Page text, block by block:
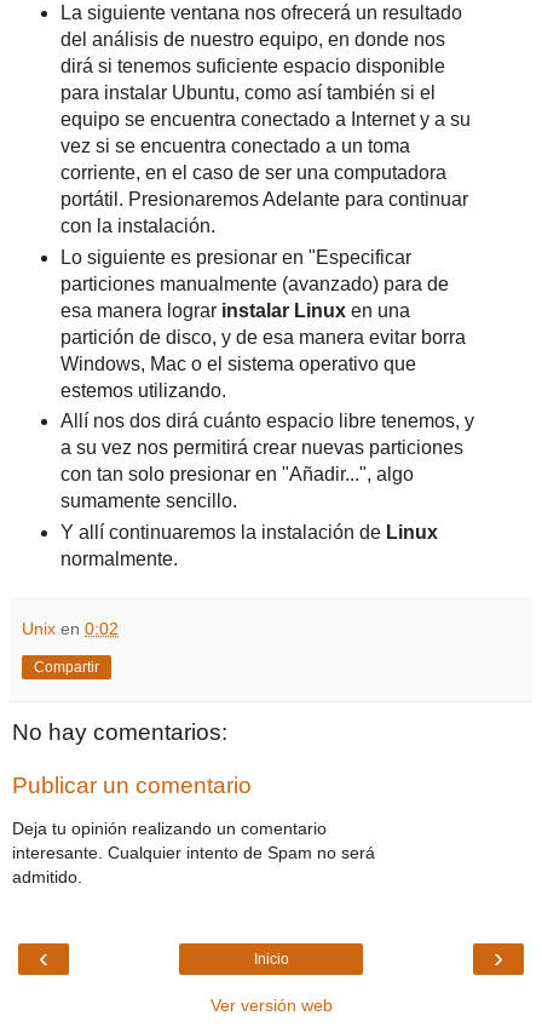
La siguiente ventana nos ofrecerá un resultado
del análisis de nuestro equipo, en donde nos
dirá si tenemos suficiente espacio disponible
para instalar Ubuntu, como así también si el
equipo se encuentra conectado a Internet y a su
vez si se encuentra conectado a un toma
corriente, en el caso de ser una computadora
portátil. Presionaremos Adelante para continuar
con la instalación.
Lo siguiente es presionar en "Especificar
particiones manualmente (avanzado) para de
esa manera lograr instalar Linux en una
partición de disco, y de esa manera evitar borra
Windows, Mac o el sistema operativo que
estemos utilizando.
Allí nos dos dirá cuánto espacio libre tenemos, y
a su vez nos permitirá crear nuevas particiones
con tan solo presionar en "Añadir...", algo
sumamente sencillo.
Y allí continuaremos la instalación de Linux
normalmente.
Unix en 0:02
Compartir
No hay comentarios:
Publicar un comentario
Deja tu opinión realizando un comentario
interesante. Cualquier intento de Spam no será
admitido.
‹ ›
Inicio
Ver versión web